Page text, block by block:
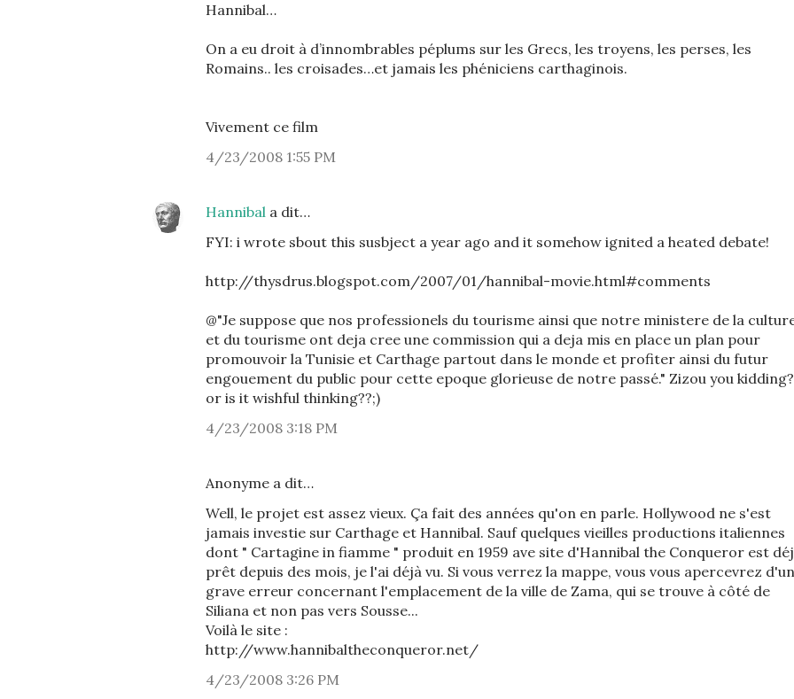
Hannibal…
On a eu droit à d’innombrables péplums sur les Grecs, les troyens, les perses, les
Romains.. les croisades…et jamais les phéniciens carthaginois.
Vivement ce film
4/23/2008 1:55 PM
Hannibal a dit…
FYI: i wrote sbout this susbject a year ago and it somehow ignited a heated debate!
http://thysdrus.blogspot.com/2007/01/hannibal-movie.html#comments
@"Je suppose que nos professionels du tourisme ainsi que notre ministere de la
et du tourisme ont deja cree une commission qui a deja mis en place un plan pour
promouvoir la Tunisie et Carthage partout dans le monde et profiter ainsi du futur
engouement du public pour cette epoque glorieuse de notre passé." Zizou you kidding?
or is it wishful thinking??;)
4/23/2008 3:18 PM
Anonyme a dit…
Well, le projet est assez vieux. Ça fait des années qu'on en parle. Hollywood ne s'est
jamais investie sur Carthage et Hannibal. Sauf quelques vieilles productions italiennes
dont " Cartagine in fiamme " produit en 1959 ave site d'Hannibal the Conqueror est
prêt depuis des mois, je l'ai déjà vu. Si vous verrez la mappe, vous vous apercevrez
grave erreur concernant l'emplacement de la ville de Zama, qui se trouve à côté de
Siliana et non pas vers Sousse...
Voilà le site :
http://www.hannibaltheconqueror.net/
4/23/2008 3:26 PM